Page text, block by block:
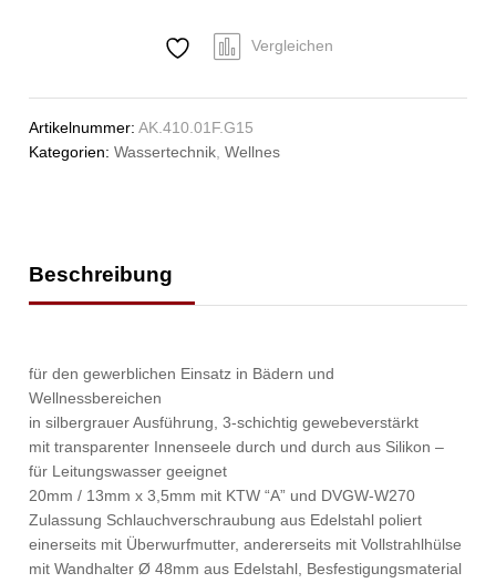
Vergleichen
Artikelnummer:AK.410.01F.G15
Kategorien:Wassertechnik,Wellnes
Beschreibung
für den gewerblichen Einsatz in Bädern und
Wellnessbereichen
in silbergrauer Ausführung, 3-schichtig gewebeverstärkt
mit transparenter Innenseele durch und durch aus Silikon –
für Leitungswasser geeignet
20mm / 13mm x 3,5mm mit KTW “A” und DVGW-W270
Zulassung Schlauchverschraubung aus Edelstahl poliert
einerseits mit Überwurfmutter, andererseits mit Vollstrahlhülse
mit Wandhalter Ø 48mm aus Edelstahl, Besfestigungsmaterial